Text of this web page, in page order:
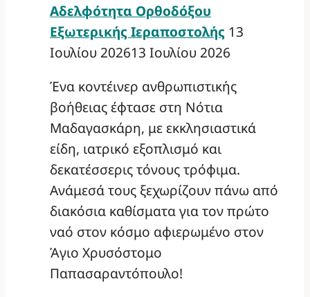
Αδελφότητα Ορθοδόξου
Εξωτερικής Ιεραποστολής 13
Ιουλίου 202613 Ιουλίου 2026
Ένα κοντέινερ ανθρωπιστικής
βοήθειας έφτασε στη Νότια
Μαδαγασκάρη, με εκκλησιαστικά
είδη, ιατρικό εξοπλισμό και
δεκατέσσερις τόνους τρόφιμα.
Ανάμεσά τους ξεχωρίζουν πάνω από
διακόσια καθίσματα για τον πρώτο
ναό στον κόσμο αφιερωμένο στον
Άγιο Χρυσόστομο
Παπασαραντόπουλο!